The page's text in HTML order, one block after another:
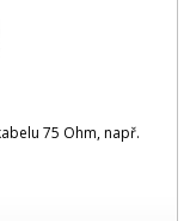
75 Ohm, např.